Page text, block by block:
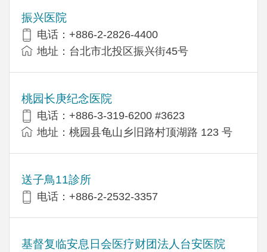
振兴医院
电话：+886-2-2826-4400
地址：台北市北投区振兴街45号
桃园长庚纪念医院
电话：+886-3-319-6200 #3623
地址：桃园县龟山乡旧路村顶湖路 123 号
送子鳥11診所
电话：+886-2-2532-3357
基督复临安息日会医疗财团法人台安医院